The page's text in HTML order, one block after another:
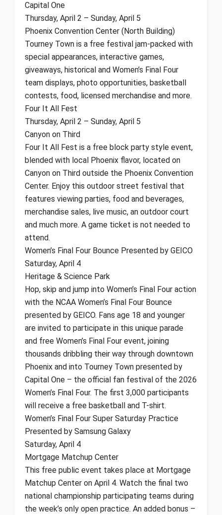
Capital One
Thursday, April 2 – Sunday, April 5
Phoenix Convention Center (North Building)
Tourney Town is a free festival jam-packed with
special appearances, interactive games,
giveaways, historical and Women’s Final Four
team displays, photo opportunities, basketball
contests, food, licensed merchandise and more.
Four It All Fest
Thursday, April 2 – Sunday, April 5
Canyon on Third
Four It All Fest is a free block party style event,
blended with local Phoenix flavor, located on
Canyon on Third outside the Phoenix Convention
Center. Enjoy this outdoor street festival that
features viewing parties, food and beverages,
merchandise sales, live music, an outdoor court
and much more. A game ticket is not needed to
attend.
Women’s Final Four Bounce Presented by GEICO
Saturday, April 4
Heritage & Science Park
Hop, skip and jump into Women’s Final Four action
with the NCAA Women’s Final Four Bounce
presented by GEICO. Fans age 18 and younger
are invited to participate in this unique parade
and free Women’s Final Four event, joining
thousands dribbling their way through downtown
Phoenix and into Tourney Town presented by
Capital One – the official fan festival of the 2026
Women’s Final Four. The first 3,000 participants
will receive a free basketball and T-shirt.
Women’s Final Four Super Saturday Practice
Presented by Samsung Galaxy
Saturday, April 4
Mortgage Matchup Center
This free public event takes place at Mortgage
Matchup Center on April 4. Watch the final two
national championship participating teams during
the week’s only open practice. An added bonus –